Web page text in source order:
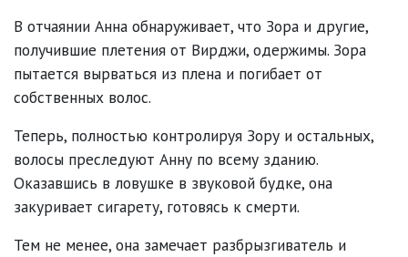
В отчаянии Анна обнаруживает, что Зора и другие,
получившие плетения от Вирджи, одержимы. Зора
пытается вырваться из плена и погибает от
собственных волос.
Теперь, полностью контролируя Зору и остальных,
волосы преследуют Анну по всему зданию.
Оказавшись в ловушке в звуковой будке, она
закуривает сигарету, готовясь к смерти.
Тем не менее, она замечает разбрызгиватель и